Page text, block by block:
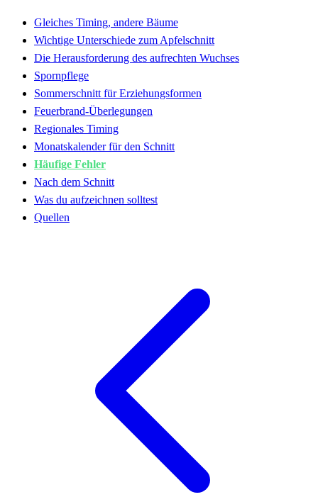
Gleiches Timing, andere Bäume
Wichtige Unterschiede zum Apfelschnitt
Die Herausforderung des aufrechten Wuchses
Spornpflege
Sommerschnitt für Erziehungsformen
Feuerbrand-Überlegungen
Regionales Timing
Monatskalender für den Schnitt
Häufige Fehler
Nach dem Schnitt
Was du aufzeichnen solltest
Quellen